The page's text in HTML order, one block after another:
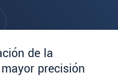
de la
precisión